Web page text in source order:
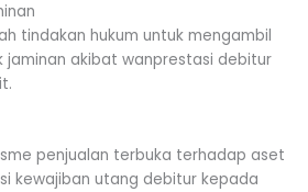
tindakan hukum untuk mengambil
jaminan akibat wanprestasi debitur
penjualan terbuka terhadap aset
kewajiban utang debitur kepada